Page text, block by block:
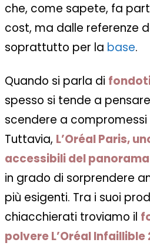
che, come sapete, fa
cost, ma dalle referenze
soprattutto per la base.
Quando si parla di
spesso si tende a
scendere a
Tuttavia, L’Oréal Paris,
accessibili del
in grado di sorprendere
più esigenti. Tra i suoi
chiacchierati troviamo il
polvere L’Oréal Infaillible